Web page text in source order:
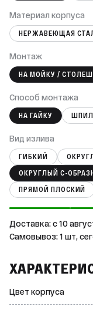
Материал корпуса
НЕРЖАВЕЮЩАЯ
Монтаж
НА МОЙКУ /
Способ монтажа
НА ГАЙКУ
Вид излива
ГИБКИЙ
ОКРУГЛЫЙ С-
ПРЯМОЙ ПЛОСКИЙ
Доставка: c 10
Самовывоз: 1 шт,
Цвет корпуса